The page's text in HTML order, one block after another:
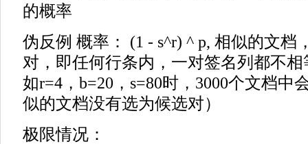
的概率
伪反例 概率： (1 - s^r) ^ p, 相似的文档
对，即任何行条内，一对签名列都不
如r=4，b=20，s=80时，3000个文档中
似的文档没有选为候选对）
极限情况：